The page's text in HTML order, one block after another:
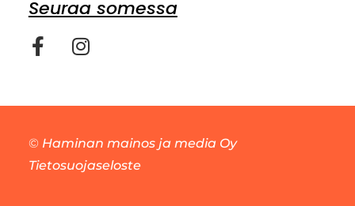
Seuraa somessa
© Haminan mainos ja media Oy
Tietosuojaseloste